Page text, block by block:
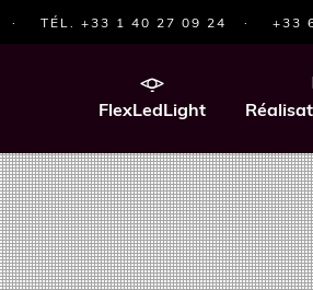
· TÉL. +33 1 40 27 09 24 · +33
FlexLedLight